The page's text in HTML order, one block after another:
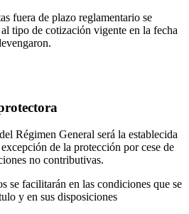
fuera de plazo reglamentario se
tipo de cotización vigente en la fecha
Régimen General será la establecida
de la protección por cese de
no contributivas.
se facilitarán en las condiciones que se
y en sus disposiciones